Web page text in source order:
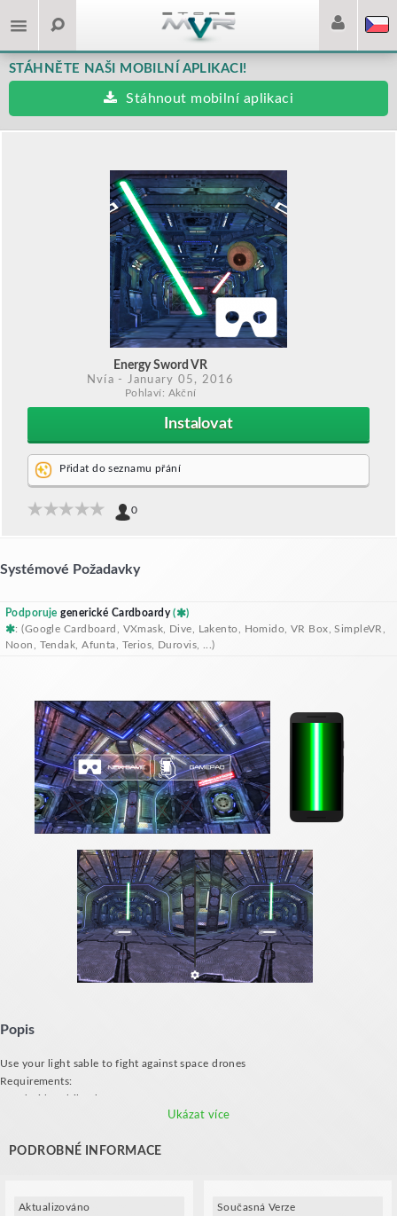
STÁHNĚTE NAŠI MOBILNÍ APLIKACI!
Stáhnout mobilní aplikaci
Energy Sword VR
Nvía - January 05, 2016
Pohlaví: Akční
Instalovat
Přidat do seznamu přání
0
Systémové Požadavky
Podporujegenerické Cardboardy(
)
: (Google Cardboard, VXmask, Dive, Lakento, Homido, VR Box, SimpleVR,
Noon, Tendak, Afunta, Terios, Durovis, ...)
Popis
Use your light sable to fight against space drones
Requirements:
- Android mobile phone
Ukázat více
PODROBNÉ INFORMACE
Aktualizováno Současná Verze